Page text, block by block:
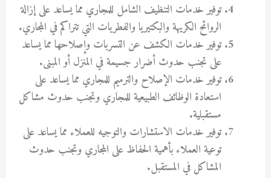
توفير خدمات التنظيف الشامل للمجاري مما يساعد على إزالة
الروائح الكريهة والبكتيريا والفطريات التي تتراكم في المجاري.
توفير خدمات الكشف عن التسربات وإصلاحها مما يساعد
على تجنب حدوث أضرار جسيمة في المنزل أو المبنى.
توفير خدمات الإصلاح والترميم للمجاري مما يساعد على
استعادة الوظائف الطبيعية للمجاري وتجنب حدوث مشاكل
مستقبلية.
توفير خدمات الاستشارات والتوجيه للعملاء مما يساعد على
توعية العملاء بأهمية الحفاظ على المجاري وتجنب حدوث
المشاكل في المستقبل.